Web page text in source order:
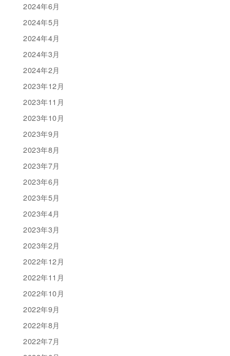
2024年6月
2024年5月
2024年4月
2024年3月
2024年2月
2023年12月
2023年11月
2023年10月
2023年9月
2023年8月
2023年7月
2023年6月
2023年5月
2023年4月
2023年3月
2023年2月
2022年12月
2022年11月
2022年10月
2022年9月
2022年8月
2022年7月